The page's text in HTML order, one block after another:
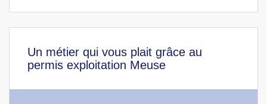
Un métier qui vous plait grâce au
permis exploitation Meuse